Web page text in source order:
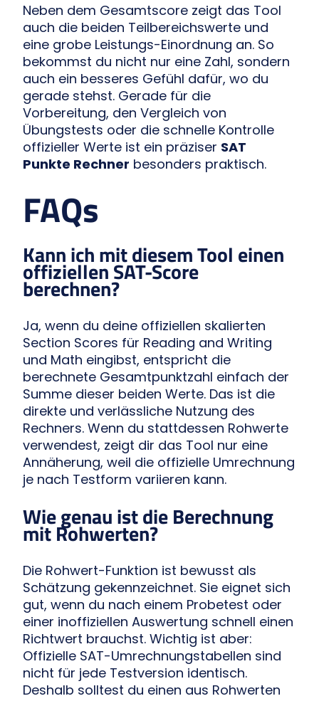
Neben dem Gesamtscore zeigt das Tool
auch die beiden Teilbereichswerte und
eine grobe Leistungs-Einordnung an. So
bekommst du nicht nur eine Zahl, sondern
auch ein besseres Gefühl dafür, wo du
gerade stehst. Gerade für die
Vorbereitung, den Vergleich von
Übungstests oder die schnelle Kontrolle
offizieller Werte ist ein präziser SAT
Punkte Rechner besonders praktisch.
FAQs
Kann ich mit diesem Tool einen
offiziellen SAT-Score
berechnen?
Ja, wenn du deine offiziellen skalierten
Section Scores für Reading and Writing
und Math eingibst, entspricht die
berechnete Gesamtpunktzahl einfach der
Summe dieser beiden Werte. Das ist die
direkte und verlässliche Nutzung des
Rechners. Wenn du stattdessen Rohwerte
verwendest, zeigt dir das Tool nur eine
Annäherung, weil die offizielle Umrechnung
je nach Testform variieren kann.
Wie genau ist die Berechnung
mit Rohwerten?
Die Rohwert-Funktion ist bewusst als
Schätzung gekennzeichnet. Sie eignet sich
gut, wenn du nach einem Probetest oder
einer inoffiziellen Auswertung schnell einen
Richtwert brauchst. Wichtig ist aber:
Offizielle SAT-Umrechnungstabellen sind
nicht für jede Testversion identisch.
Deshalb solltest du einen aus Rohwerten